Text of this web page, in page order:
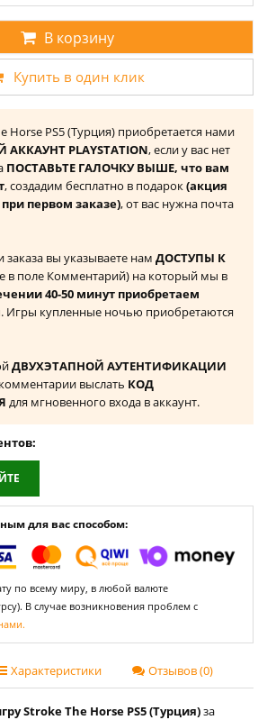
В корзину
Купить в один клик
Horse PS5 (Турция) приобретается нами
PLAYSTATION, если у вас нет
ПОСТАВЬТЕ ГАЛОЧКУ ВЫШЕ, что вам
, создадим бесплатно в подарок(акция
первом заказе), от вас нужна почта
вы указываете нам ДОСТУПЫ К
в поле Комментарий) на который мы в
40-50 минут приобретаем
. Игры купленные ночью приобретаются
ДВУХЭТАПНОЙ АУТЕНТИФИКАЦИИ
выслать КОД
для мгновенного входа в аккаунт.
для вас способом:
по всему миру, в любой валюте
В случае возникновения проблем с
Характеристики Отзывов (0)
Stroke The Horse PS5 (Турция)за